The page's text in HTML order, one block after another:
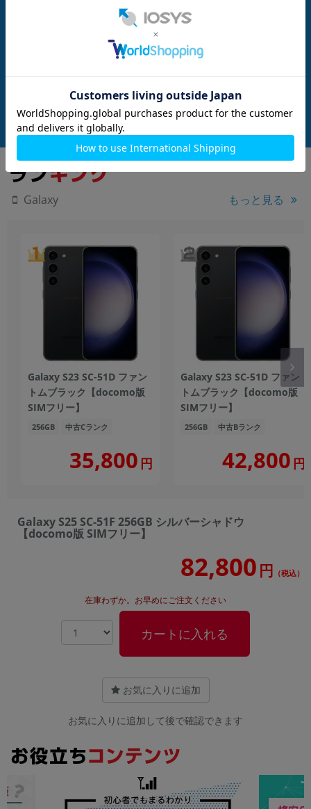
114,800 円 (税込)
【ネットワーク利用制限▲】Galaxy
S25 Ultra SM-S938Z 256GB チタニウ
付属品: 本体のみ(Sペン付属)
在庫数：1
中古Bランク
Galaxy もっと見る
Galaxy S23 SC-51D ファン
トムブラック【docomo版
SIMフリー】
256GB 中古Cランク
35,800 円
Galaxy S23 SC-51D ファン
トムブラック【docomo版
SIMフリー】
256GB 中古Bランク
42,800 円
Galaxy S25 SC-51F 256GB シルバーシャドウ
【docomo版 SIMフリー】
82,800 円 （税込）
在庫わずか。お早めにご注文ください
カートに入れる
お気に入りに追加
お気に入りに追加して後で確認できます